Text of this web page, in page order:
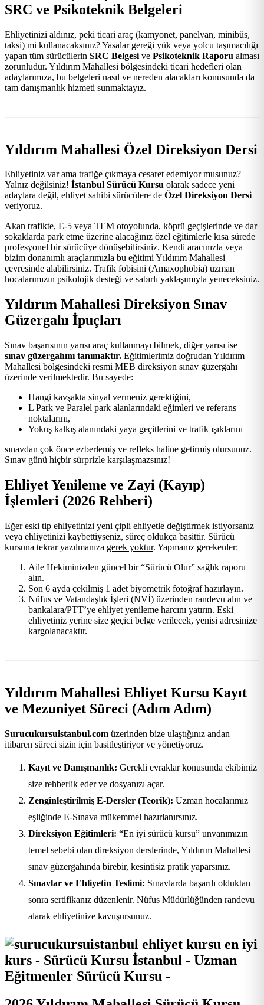
SRC ve Psikoteknik Belgeleri
Ehliyetinizi aldınız, peki ticari araç (kamyonet, panelvan, minibüs,
taksi) mi kullanacaksınız? Yasalar gereği yük veya yolcu taşımacılığı
yapan tüm sürücülerin SRC Belgesi ve Psikoteknik Raporu alması
zorunludur. Yıldırım Mahallesi bölgesindeki ticari hedefleri olan
adaylarımıza, bu belgeleri nasıl ve nereden alacakları konusunda da
tam danışmanlık hizmeti sunmaktayız.
Yıldırım Mahallesi Özel Direksiyon Dersi
Ehliyetiniz var ama trafiğe çıkmaya cesaret edemiyor musunuz?
Yalnız değilsiniz! İstanbul Sürücü Kursu olarak sadece yeni
adaylara değil, ehliyet sahibi sürücülere de Özel Direksiyon Dersi
veriyoruz.
Akan trafikte, E-5 veya TEM otoyolunda, köprü geçişlerinde ve dar
sokaklarda park etme üzerine alacağınız özel eğitimlerle kısa sürede
profesyonel bir sürücüye dönüşebilirsiniz. Kendi aracınızla veya
bizim donanımlı araçlarımızla bu eğitimi Yıldırım Mahallesi
çevresinde alabilirsiniz. Trafik fobisini (Amaxophobia) uzman
hocalarımızın psikolojik desteği ve sabırlı yaklaşımıyla yeneceksiniz.
Yıldırım Mahallesi Direksiyon Sınav
Güzergahı İpuçları
Sınav başarısının yarısı araç kullanmayı bilmek, diğer yarısı ise
sınav güzergahını tanımaktır. Eğitimlerimiz doğrudan Yıldırım
Mahallesi bölgesindeki resmi MEB direksiyon sınav güzergahı
üzerinde verilmektedir. Bu sayede:
Hangi kavşakta sinyal vermeniz gerektiğini,
L Park ve Paralel park alanlarındaki eğimleri ve referans
noktalarını,
Yokuş kalkış alanındaki yaya geçitlerini ve trafik ışıklarını
sınavdan çok önce ezberlemiş ve refleks haline getirmiş olursunuz.
Sınav günü hiçbir sürprizle karşılaşmazsınız!
Ehliyet Yenileme ve Zayi (Kayıp)
İşlemleri (2026 Rehberi)
Eğer eski tip ehliyetinizi yeni çipli ehliyetle değiştirmek istiyorsanız
veya ehliyetinizi kaybettiyseniz, süreç oldukça basittir. Sürücü
kursuna tekrar yazılmanıza gerek yoktur. Yapmanız gerekenler:
Aile Hekiminizden güncel bir “Sürücü Olur” sağlık raporu
alın.
Son 6 ayda çekilmiş 1 adet biyometrik fotoğraf hazırlayın.
Nüfus ve Vatandaşlık İşleri (NVİ) üzerinden randevu alın ve
bankalara/PTT’ye ehliyet yenileme harcını yatırın. Eski
ehliyetiniz yerine size geçici belge verilecek, yenisi adresinize
kargolanacaktır.
Yıldırım Mahallesi Ehliyet Kursu Kayıt
ve Mezuniyet Süreci (Adım Adım)
Surucukursuistanbul.com üzerinden bize ulaştığınız andan
itibaren süreci sizin için basitleştiriyor ve yönetiyoruz.
Kayıt ve Danışmanlık: Gerekli evraklar konusunda ekibimiz
size rehberlik eder ve dosyanızı açar.
Zenginleştirilmiş E-Dersler (Teorik): Uzman hocalarımız
eşliğinde E-Sınava mükemmel hazırlanırsınız.
Direksiyon Eğitimleri: “En iyi sürücü kursu” unvanımızın
temel sebebi olan direksiyon derslerinde, Yıldırım Mahallesi
sınav güzergahında birebir, kesintisiz pratik yaparsınız.
Sınavlar ve Ehliyetin Teslimi: Sınavlarda başarılı olduktan
sonra sertifikanız düzenlenir. Nüfus Müdürlüğünden randevu
alarak ehliyetinize kavuşursunuz.